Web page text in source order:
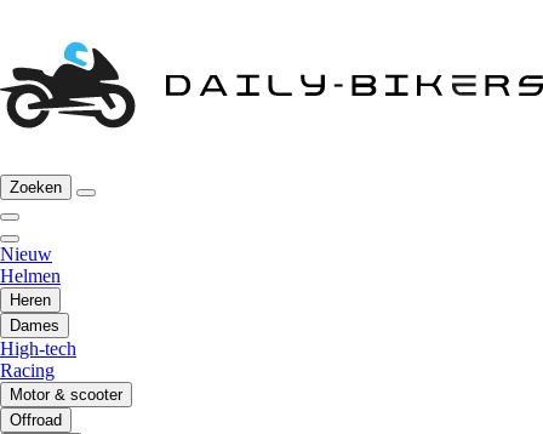
Zoeken
Nieuw
Helmen
Heren
Dames
High-tech
Racing
Motor & scooter
Offroad